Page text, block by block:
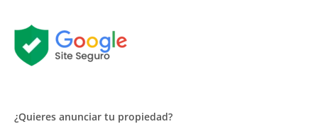
¿Quieres anunciar tu propiedad?